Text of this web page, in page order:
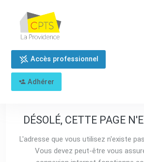
Accès professionnel
Adhérer404 -
DÉSOLÉ, CETTE PAGE
L'adresse que vous utilisez n'existe
Vous devez peut-être vous